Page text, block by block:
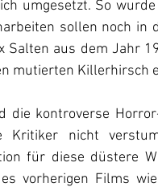
umgesetzt. So
sollen noch in
Salten aus dem Jahr
mutierten Killerhirsch
die kontroverse
Kritiker nicht
für diese düstere
vorherigen Films